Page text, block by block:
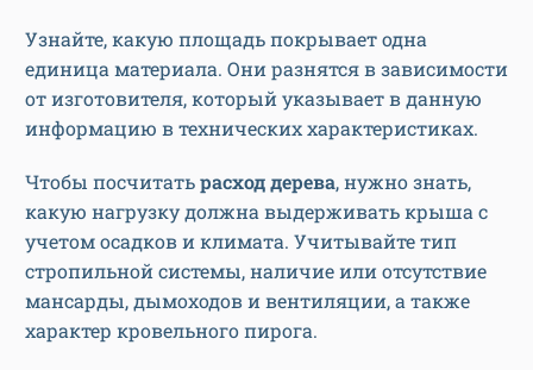
Узнайте, какую площадь покрывает одна
единица материала. Они разнятся в зависимости
от изготовителя, который указывает в данную
информацию в технических характеристиках.
Чтобы посчитатьрасход дерева, нужно знать,
какую нагрузку должна выдерживать крыша с
учетом осадков и климата. Учитывайте тип
стропильной системы, наличие или отсутствие
мансарды, дымоходов и вентиляции, а также
характер кровельного пирога.